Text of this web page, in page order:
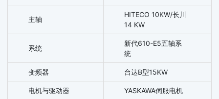
主轴
HITECO 10KW/长川
14 KW
系统
新代610-E5五轴系
统
变频器 台达B型15KW
电机与驱动器 YASKAWA伺服电机